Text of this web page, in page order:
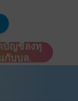
บัญชีลงทุ
กับบล.